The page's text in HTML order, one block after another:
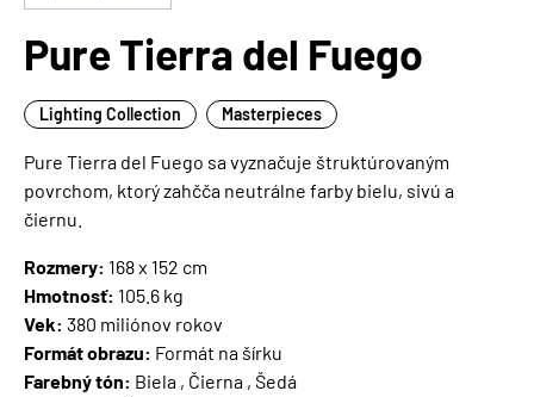
Pure Tierra del Fuego
Lighting Collection Masterpieces
Pure Tierra del Fuego sa vyznačuje štruktúrovaným
povrchom, ktorý zahčča neutrálne farby bielu, sivú a
čiernu.
Rozmery: 168 x 152 cm
Hmotnosť: 105.6 kg
Vek: 380 miliónov rokov
Formát obrazu: Formát na šírku
Farebný tón: Biela , Čierna , Šedá